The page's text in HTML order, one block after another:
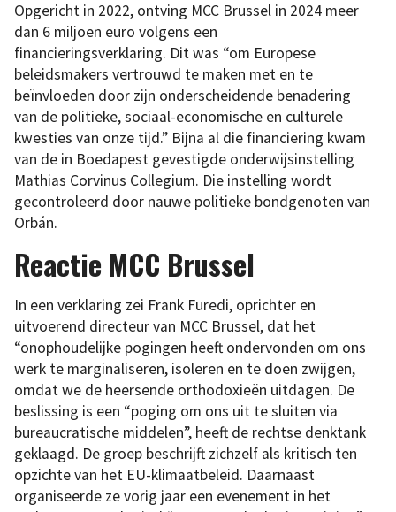
Opgericht in 2022, ontving MCC Brussel in 2024 meer
dan 6 miljoen euro volgens een
financieringsverklaring. Dit was “om Europese
beleidsmakers vertrouwd te maken met en te
beïnvloeden door zijn onderscheidende benadering
van de politieke, sociaal-economische en culturele
kwesties van onze tijd.” Bijna al die financiering kwam
van de in Boedapest gevestigde onderwijsinstelling
Mathias Corvinus Collegium. Die instelling wordt
gecontroleerd door nauwe politieke bondgenoten van
Orbán.
Reactie MCC Brussel
In een verklaring zei Frank Furedi, oprichter en
uitvoerend directeur van MCC Brussel, dat het
“onophoudelijke pogingen heeft ondervonden om ons
werk te marginaliseren, isoleren en te doen zwijgen,
omdat we de heersende orthodoxieën uitdagen. De
beslissing is een “poging om ons uit te sluiten via
bureaucratische middelen”, heeft de rechtse denktank
geklaagd. De groep beschrijft zichzelf als kritisch ten
opzichte van het EU-klimaatbeleid. Daarnaast
organiseerde ze vorig jaar een evenement in het